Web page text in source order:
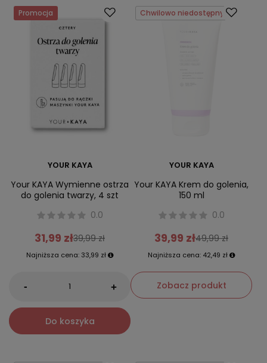
Promocja
YOUR KAYA
Your KAYA Wymienne ostrza
do golenia twarzy, 4 szt
0.0
31,99 zł39,99 zł
Najniższa cena: 33,99 zł
- +
Do koszyka
Chwilowo niedostępny
YOUR KAYA
Your KAYA Krem do golenia,
150 ml
0.0
39,99 zł49,99 zł
Najniższa cena: 42,49 zł
Zobacz produkt